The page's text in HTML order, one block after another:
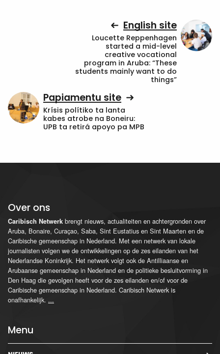
English site
Loucette Reppenhagen
started a mid-level
creative vocational
program in Aruba: “These
students mainly want to do
things”
Papiamentu site
Krísis polítiko ta lanta
kabes atrobe na Boneiru:
UPB ta retirá apoyo pa MPB
Over ons
Caribisch Netwerk brengt nieuws, actualiteiten en achtergronden over
Aruba, Bonaire, Curaçao, Saba, Sint Eustatius en Sint Maarten en de
Caribische gemeenschap in Nederland. Met een netwerk van lokale
journalisten volgen we de ontwikkelingen op de zes eilanden van het
Nederlandse Koninkrijk. Het netwerk volgt ook de Antilliaanse en
Arubaanse gemeenschap in Nederland en de politieke besluitvorming in
Den Haag die gevolgen heeft voor de zes eilanden en/of voor de
Caribische gemeenschap in Nederland. Caribisch Netwerk is
onafhankelijk. ...
Menu